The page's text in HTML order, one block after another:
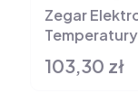
Zegar
Cena
103,30 zł